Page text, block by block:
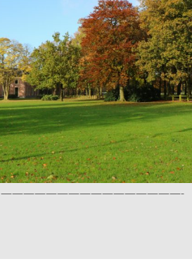
————————————————-